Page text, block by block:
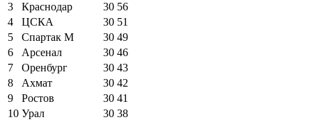
3
Краснодар 30 56
4
ЦСКА 30 51
5
Спартак М 30 49
6
Арсенал 30 46
7
Оренбург 30 43
8
Ахмат 30 42
9
Ростов 30 41
10 Урал 30 38